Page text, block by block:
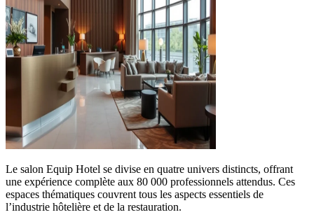
Le salon Equip Hotel se divise en quatre univers distincts, offrant
une expérience complète aux 80 000 professionnels attendus. Ces
espaces thématiques couvrent tous les aspects essentiels de
l’industrie hôtelière et de la restauration.